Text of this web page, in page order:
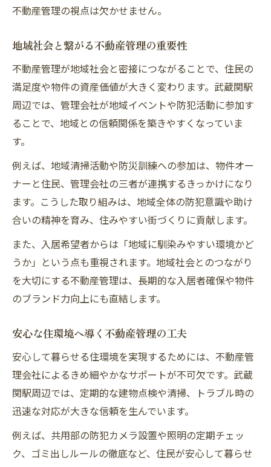
不動産管理の視点は欠かせません。
地域社会と繋がる不動産管理の重要性
不動産管理が地域社会と密接につながることで、住民の
満足度や物件の資産価値が大きく変わります。武蔵関駅
周辺では、管理会社が地域イベントや防犯活動に参加す
ることで、地域との信頼関係を築きやすくなっていま
す。
例えば、地域清掃活動や防災訓練への参加は、物件オー
ナーと住民、管理会社の三者が連携するきっかけになり
ます。こうした取り組みは、地域全体の防犯意識や助け
合いの精神を育み、住みやすい街づくりに貢献します。
また、入居希望者からは「地域に馴染みやすい環境かど
うか」という点も重視されます。地域社会とのつながり
を大切にする不動産管理は、長期的な入居者確保や物件
のブランド力向上にも直結します。
安心な住環境へ導く不動産管理の工夫
安心して暮らせる住環境を実現するためには、不動産管
理会社によるきめ細やかなサポートが不可欠です。武蔵
関駅周辺では、定期的な建物点検や清掃、トラブル時の
迅速な対応が大きな信頼を生んでいます。
例えば、共用部の防犯カメラ設置や照明の定期チェッ
ク、ゴミ出しルールの徹底など、住民が安心して暮らせ